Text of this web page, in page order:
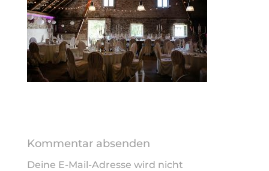
Kommentar absenden
Deine E-Mail-Adresse wird nicht